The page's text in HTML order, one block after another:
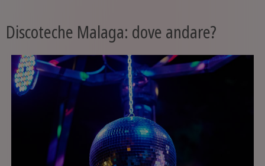
Discoteche Malaga: dove andare?